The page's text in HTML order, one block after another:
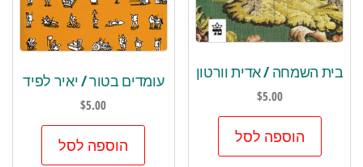
בית השמחה / אדית וורטון
$5.00
הוספה לסל
עומדים בטור / יאיר לפיד
$5.00
הוספה לסל